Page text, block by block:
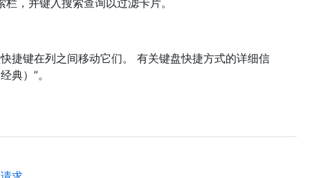
，并键入搜索查询以过滤卡片。
捷键在列之间移动它们。 有关键盘快捷方式的详细信
典）”。